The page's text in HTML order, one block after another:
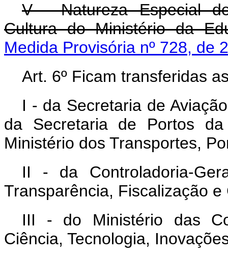
V - Natureza Especial
Cultura do Ministério da
Medida Provisória nº 728, de
Art. 6º Ficam transferidas
I - da Secretaria de
da Secretaria de Portos
Ministério dos Transportes,
II - da Controladoria-
Transparência, Fiscalização e
III - do Ministério das
Ciência, Tecnologia,